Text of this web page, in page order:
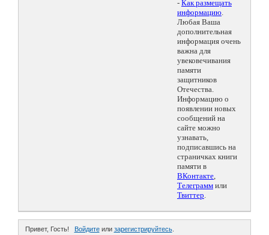
- Как размещать
информацию.
Любая Ваша
дополнительная
информация очень
важна для
увековечивания
памяти
защитников
Отечества.
Информацию о
появлении новых
сообщений на
сайте можно
узнавать,
подписавшись на
страничках книги
памяти в
ВКонтакте,
Телеграмм или
Твиттер.
Привет, Гость! Войдитеили зарегистрируйтесь.